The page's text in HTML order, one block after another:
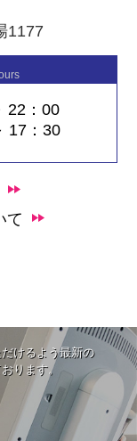
1177
22：00
17：30
て
けるよう最新の
ります。